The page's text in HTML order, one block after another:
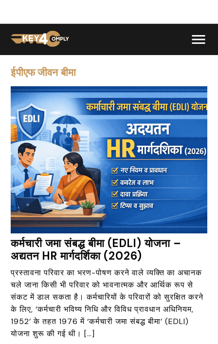
ईपीएफ जीवन बीमा
कर्मचारी जमा संबद्ध बीमा (EDLI) योजना –
अद्यतन HR मार्गदर्शिका (2026)
प्रस्तावना परिवार का भरण-पोषण करने वाले व्यक्ति का अचानक
चले जाना किसी भी परिवार को भावनात्मक और आर्थिक रूप से
संकट में डाल सकता है। कर्मचारियों के परिवारों को सुरक्षित करने
के लिए, ‘कर्मचारी भविष्य निधि और विविध प्रावधान अधिनियम,
1952’ के तहत 1976 में ‘कर्मचारी जमा संबद्ध बीमा’ (EDLI)
योजना शुरू की गई थी। […]